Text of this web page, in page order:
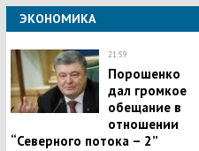
ЭКОНОМИКА
21:59
Порошенко
дал громкое
обещание в
отношении
“Северного потока – 2”